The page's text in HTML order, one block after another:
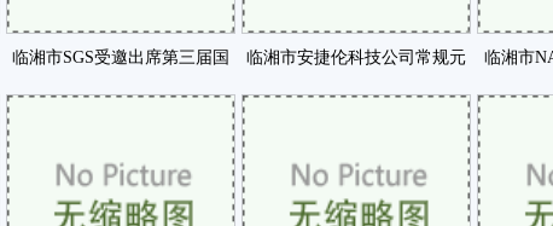
临湘市SGS受邀出席第三届国 临湘市安捷伦科技公司常规元 临湘市